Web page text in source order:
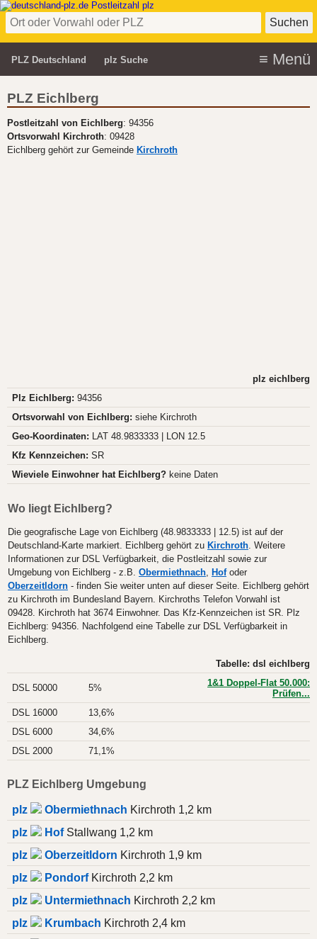
PLZ Deutschland plz Suche
PLZ Eichlberg
Postleitzahl von Eichlberg: 94356
Ortsvorwahl Kirchroth: 09428
Eichlberg gehört zur Gemeinde Kirchroth
plz eichlberg
Plz Eichlberg: 94356
Ortsvorwahl von Eichlberg: siehe Kirchroth
Geo-Koordinaten: LAT 48.9833333 | LON 12.5
Kfz Kennzeichen: SR
Wieviele Einwohner hat Eichlberg? keine Daten
Wo liegt Eichlberg?
Die geografische Lage von Eichlberg (48.9833333 | 12.5) ist auf der
Deutschland-Karte markiert. Eichlberg gehört zu Kirchroth. Weitere
Informationen zur DSL Verfügbarkeit, die Postleitzahl sowie zur
Umgebung von Eichlberg - z.B. Obermiethnach, Hofoder
Oberzeitldorn - finden Sie weiter unten auf dieser Seite. Eichlberg gehört
zu Kirchroth im Bundesland Bayern. Kirchroths Telefon Vorwahl ist
09428. Kirchroth hat 3674 Einwohner. Das Kfz-Kennzeichen ist SR. Plz
Eichlberg: 94356. Nachfolgend eine Tabelle zur DSL Verfügbarkeit in
Eichlberg.
Tabelle: dsl eichlberg
DSL 50000 5%
1&1 Doppel-Flat 50.000:
Prüfen...
DSL 16000
13,6%
DSL 6000
34,6%
DSL 2000
71,1%
PLZ Eichlberg Umgebung
plz Obermiethnach Kirchroth 1,2 km
plz
HofStallwang 1,2 km
plz
Oberzeitldorn Kirchroth 1,9 km
plz
PondorfKirchroth 2,2 km
plz
Untermiethnach Kirchroth 2,2 km
plz
Krumbach Kirchroth 2,4 km